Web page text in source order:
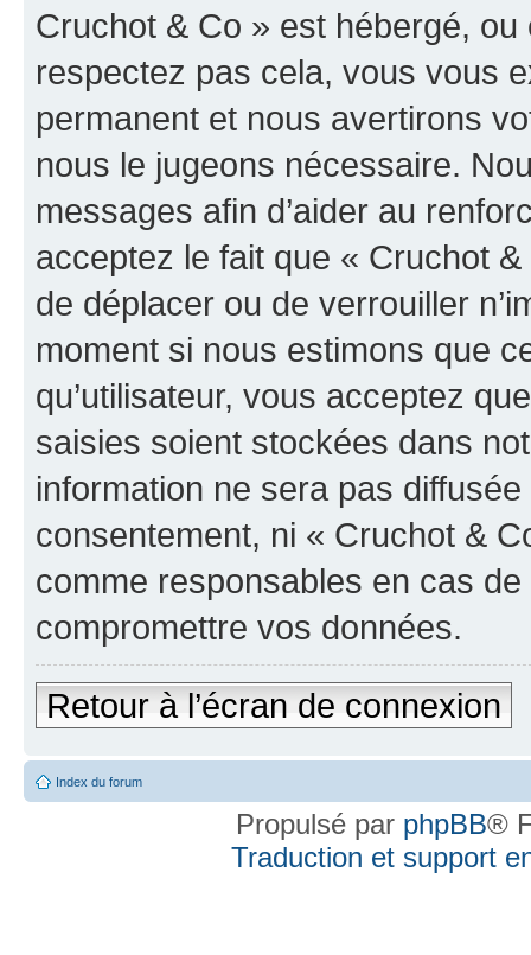
Cruchot & Co » est hébergé,
respectez pas cela, vous vous
permanent et nous avertirons
nous le jugeons nécessaire.
messages afin d’aider au
acceptez le fait que « Cruchot
de déplacer ou de verrouiller
moment si nous estimons que
qu’utilisateur, vous acceptez
saisies soient stockées dans
information ne sera pas
consentement, ni « Cruchot &
comme responsables en cas
compromettre vos données.
Retour à l’écran de connexion
Index du forum
Propulsé par phpBB®
Traduction et support